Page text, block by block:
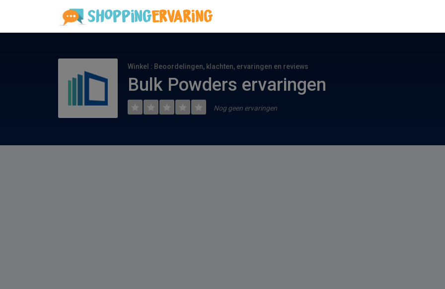
Winkel : Beoordelingen, klachten, ervaringen en reviews
Bulk Powders ervaringen
Nog geen ervaringen